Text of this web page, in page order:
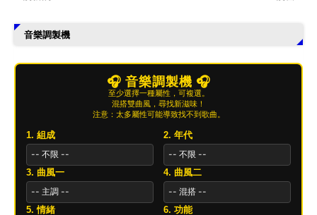
音樂調製機
🎧 音樂調製機 🎧
至少選擇一種屬性，可複選。
混搭雙曲風，尋找新滋味！
注意：太多屬性可能導致找不到歌曲。
1. 組成 2. 年代
3. 曲風一 4. 曲風二
5. 情緒 6. 功能